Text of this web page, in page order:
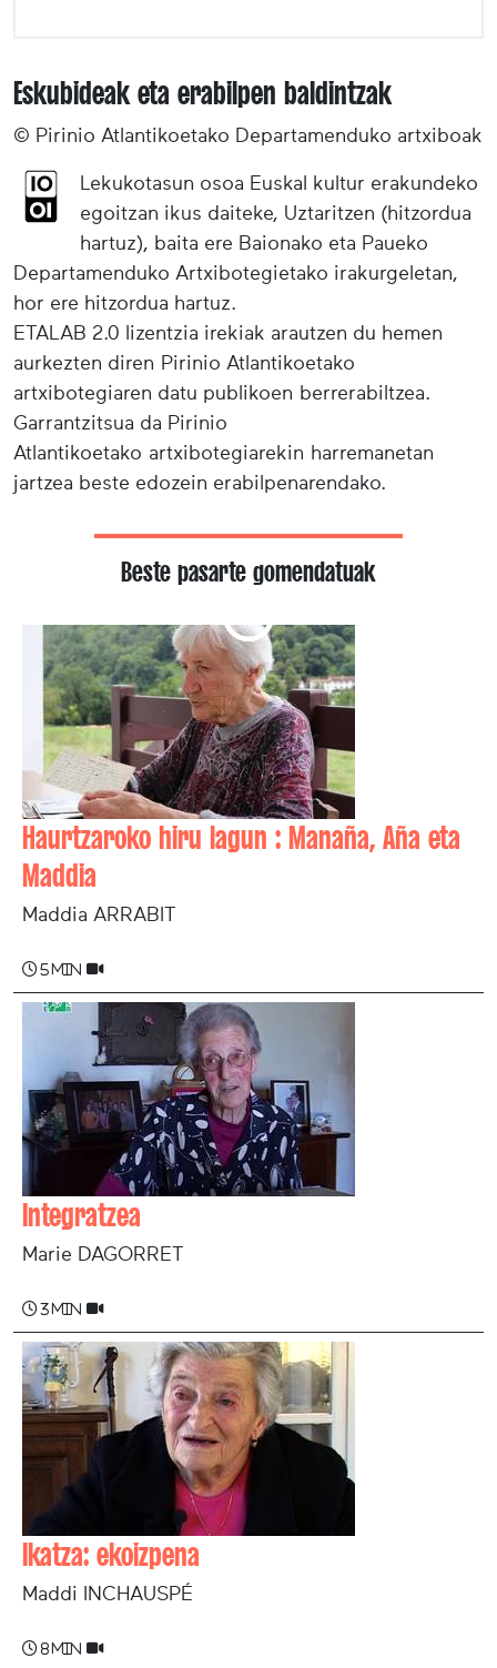
Eskubideak eta erabilpen baldintzak
© Pirinio Atlantikoetako Departamenduko artxiboak
Lekukotasun osoa Euskal kultur erakundeko
egoitzan ikus daiteke, Uztaritzen (hitzordua
hartuz), baita ere Baionako eta Paueko
Departamenduko Artxibotegietako irakurgeletan,
hor ere hitzordua hartuz.
ETALAB 2.0 lizentzia irekiak arautzen du hemen
aurkezten diren Pirinio Atlantikoetako
artxibotegiaren datu publikoen berrerabiltzea.
Garrantzitsua da Pirinio
Atlantikoetako artxibotegiarekin harremanetan
jartzea beste edozein erabilpenarendako.
Beste pasarte gomendatuak
Haurtzaroko hiru lagun : Manaña, Aña eta
Maddia
Maddia ARRABIT
5 min
Integratzea
Marie DAGORRET
3 min
Ikatza: ekoizpena
Maddi INCHAUSPÉ
8 min